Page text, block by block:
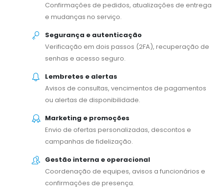
Confirmações de pedidos, atualizações de entrega
e mudanças no serviço.
Segurança e autenticação
Verificação em dois passos (2FA), recuperação de
senhas e acesso seguro.
Lembretes e alertas
Avisos de consultas, vencimentos de pagamentos
ou alertas de disponibilidade.
Marketing e promoções
Envio de ofertas personalizadas, descontos e
campanhas de fidelização.
Gestão interna e operacional
Coordenação de equipes, avisos a funcionários e
confirmações de presença.